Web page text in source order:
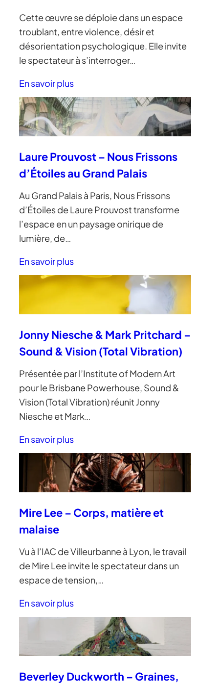
Cette œuvre se déploie dans un espace
troublant, entre violence, désir et
désorientation psychologique. Elle invite
le spectateur à s’interroger…
En savoir plus
Laure Prouvost – Nous Frissons
d’Étoiles au Grand Palais
Au Grand Palais à Paris, Nous Frissons
d’Étoiles de Laure Prouvost transforme
l’espace en un paysage onirique de
lumière, de…
En savoir plus
Jonny Niesche & Mark Pritchard –
Sound & Vision (Total Vibration)
Présentée par l’Institute of Modern Art
pour le Brisbane Powerhouse, Sound &
Vision (Total Vibration) réunit Jonny
Niesche et Mark…
En savoir plus
Mire Lee – Corps, matière et
malaise
Vu à l’IAC de Villeurbanne à Lyon, le travail
de Mire Lee invite le spectateur dans un
espace de tension,…
En savoir plus
Beverley Duckworth – Graines,